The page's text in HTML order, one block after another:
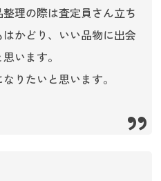
理の際は査定員さん立ち
かどり、いい品物に出会
います。
りたいと思います。